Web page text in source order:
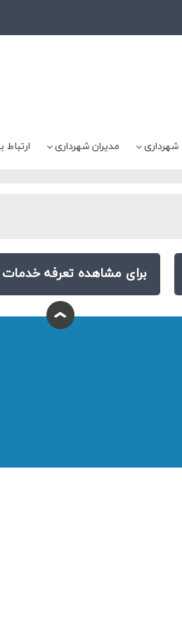
شهرداری مدیران شهرداری ارتباط
برای مشاهده تعرفه خدمات 1405 کلیک نمایید